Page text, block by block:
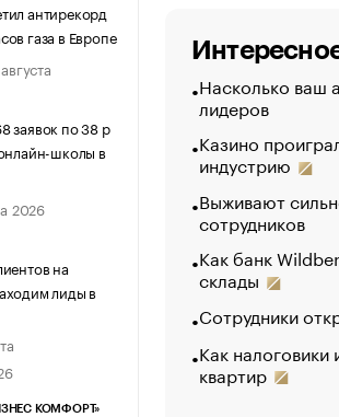
антирекорд
газа в Европе
заявок по 38 р
школы в
2026
на
лиды в
КОМФОРТ»
Насколько ваш
лидеров
Казино
индустрию
Выживают
сотрудников
Как банк
склады
Сотрудники
Как
квартир